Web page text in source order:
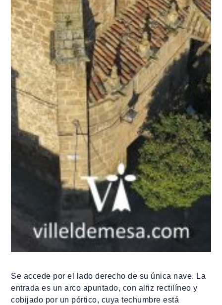
Se accede por el lado derecho de su única nave. La
entrada es un arco apuntado, con alfiz rectilíneo y
cobijado por un pórtico, cuya techumbre está